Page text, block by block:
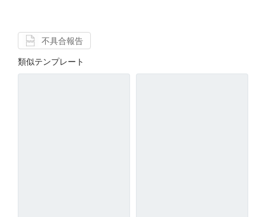
不具合報告
類似テンプレート